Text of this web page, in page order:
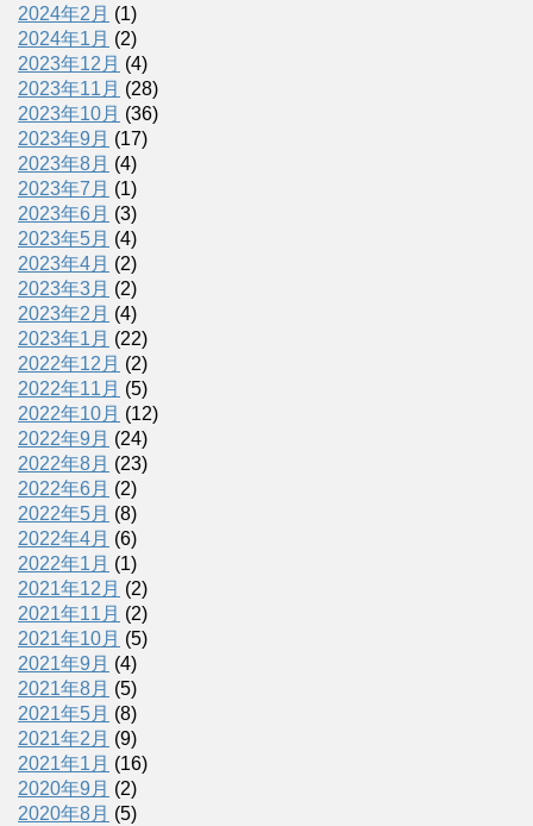
2024年2月 (1)
2024年1月 (2)
2023年12月 (4)
2023年11月 (28)
2023年10月 (36)
2023年9月 (17)
2023年8月 (4)
2023年7月 (1)
2023年6月 (3)
2023年5月 (4)
2023年4月 (2)
2023年3月 (2)
2023年2月 (4)
2023年1月 (22)
2022年12月 (2)
2022年11月 (5)
2022年10月 (12)
2022年9月 (24)
2022年8月 (23)
2022年6月 (2)
2022年5月 (8)
2022年4月 (6)
2022年1月 (1)
2021年12月 (2)
2021年11月 (2)
2021年10月 (5)
2021年9月 (4)
2021年8月 (5)
2021年5月 (8)
2021年2月 (9)
2021年1月 (16)
2020年9月 (2)
2020年8月 (5)